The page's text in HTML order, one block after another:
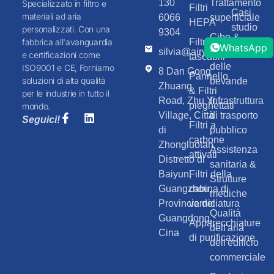
Specializzato in filtro e
materiali ad aria
personalizzati. Con una
fabbrica all'avanguardia
e certificazioni come
ISO9001 e CE, Forniamo
soluzioni di alta qualità
per le industrie in tutto il
mondo.
Seguici!
Filtri
HEPA
Filtri
tascabili
Pannello
& Filtri
pieghettati
Filtri a
carbone
attivati
Filtri della
cabina di
verniciatura
Apparecchiature
di purificazione
Trattamento
superficiale
Cibo &
Elaborazione
delle
bevande
Infrastruttura
di trasporto
pubblico
Assistenza
sanitaria &
Strutture
mediche
Qualità
dell'aria
dell'edificio
commerciale
Casi
studio
Blog
130
6066
9304
silvia@airyfilter.com
8 Dan Gong
Zhuang
Road, Zhu Yi
Village, Città
di
Zhongluotan,
Distretto di
Baiyun,
Guangzhou,
Provincia del
Guangdong,
Cina
WhatsApp